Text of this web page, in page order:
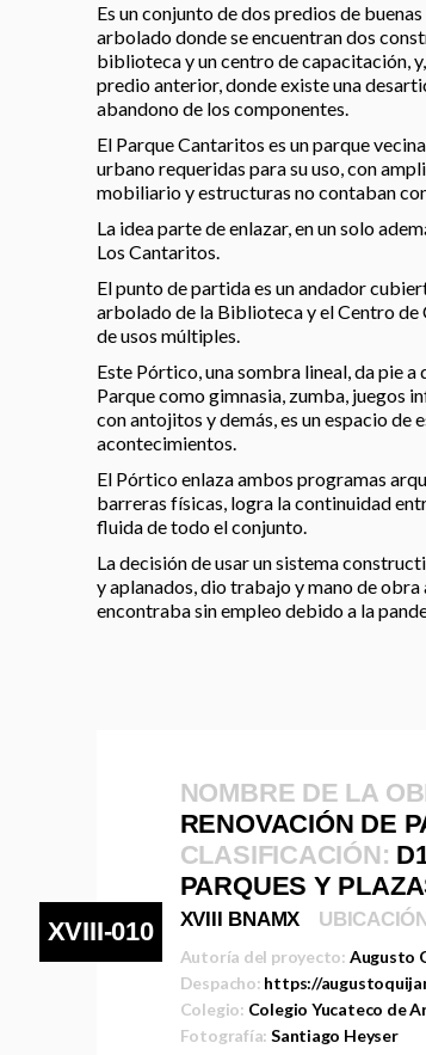
Es un conjunto de dos predios de
arbolado donde se encuentran dos
biblioteca y un centro de capacitación,
predio anterior, donde existe una
abandono de los componentes.
El Parque Cantaritos es un parque
urbano requeridas para su uso, con
mobiliario y estructuras no contaban
La idea parte de enlazar, en un solo
Los Cantaritos.
El punto de partida es un andador
arbolado de la Biblioteca y el Centro de
de usos múltiples.
Este Pórtico, una sombra lineal, da pie
Parque como gimnasia, zumba, juegos
con antojitos y demás, es un espacio de
acontecimientos.
El Pórtico enlaza ambos programas
barreras físicas, logra la continuidad
fluida de todo el conjunto.
La decisión de usar un sistema
y aplanados, dio trabajo y mano de
encontraba sin empleo debido a la
XVIII-010
NOMBRE DE LA
RENOVACIÓN DE
CLASIFICACIÓN:
PARQUES Y
XVIII BNAMX
Autoría del proyecto: Augusto
Despacho: https://
Colegio: Colegio Yucateco de
Fotografía:Santiago Heyser